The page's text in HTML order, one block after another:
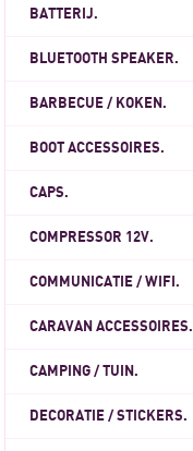
BATTERIJ.
BLUETOOTH SPEAKER.
BARBECUE / KOKEN.
BOOT ACCESSOIRES.
CAPS.
COMPRESSOR 12V.
COMMUNICATIE / WIFI.
CARAVAN ACCESSOIRES.
CAMPING / TUIN.
DECORATIE / STICKERS.